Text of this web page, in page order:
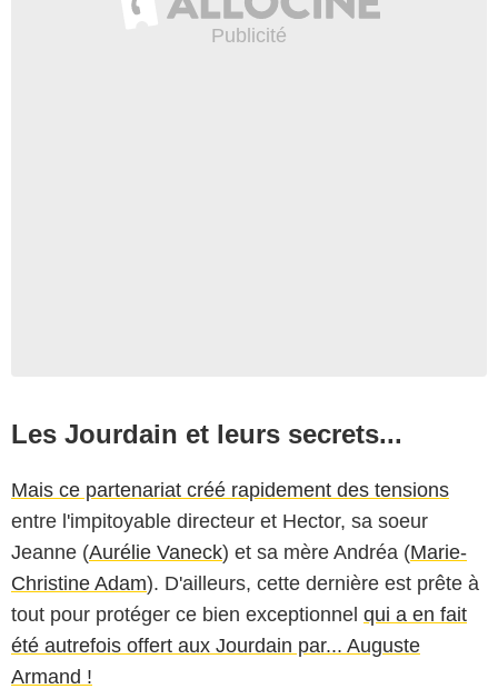
Les Jourdain et leurs secrets...
Mais ce partenariat créé rapidement des tensions
entre l'impitoyable directeur et Hector, sa soeur
Jeanne (Aurélie Vaneck) et sa mère Andréa (Marie-
Christine Adam). D'ailleurs, cette dernière est prête à
tout pour protéger ce bien exceptionnel qui a en fait
été autrefois offert aux Jourdain par... Auguste
Armand !